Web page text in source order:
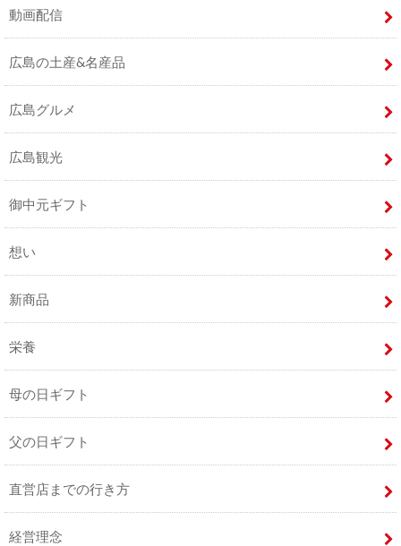
動画配信
広島の土産&名産品
広島グルメ
広島観光
御中元ギフト
想い
新商品
栄養
母の日ギフト
父の日ギフト
直営店までの行き方
経営理念